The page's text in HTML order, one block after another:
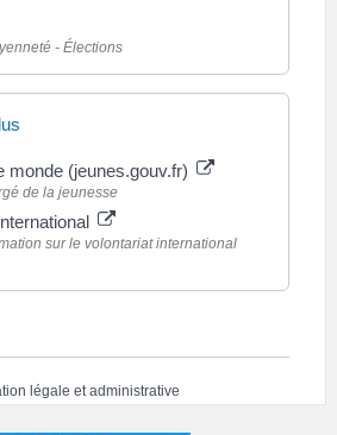
- Élections
monde (jeunes.gouv.fr)
de la jeunesse
sur le volontariat international
légale et administrative